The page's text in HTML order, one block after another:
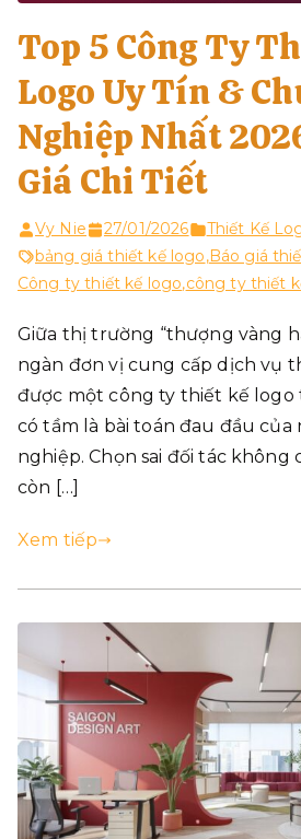
Top 5 Công Ty
Logo Uy Tín &
Nghiệp Nhất
Giá Chi Tiết
Vy Nie 27/01/2026
Thiết Kế
bảng giá thiết kế logo,Báo giá
Công ty thiết kế logo,công ty thiết
Giữa thị trường “thượng vàng
ngàn đơn vị cung cấp dịch vụ
được một công ty thiết kế logo
có tầm là bài toán đau đầu của
nghiệp. Chọn sai đối tác không
còn […]
Xem tiếp